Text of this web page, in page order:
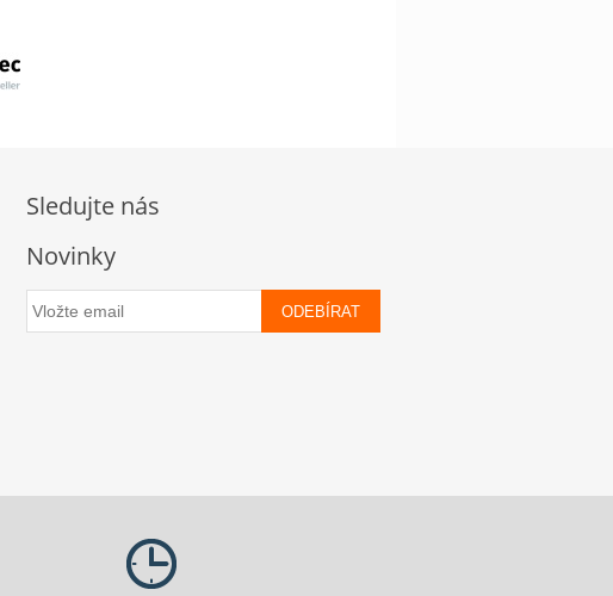
Sledujte nás
Novinky
ODEBÍRAT